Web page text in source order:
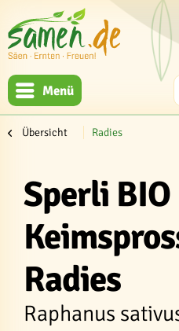
Menü
Übersicht Radies
Sperli BIO
Radies
Raphanus